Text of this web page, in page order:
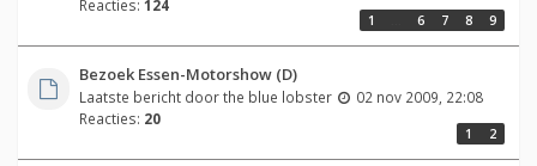
Reacties: 124
1 6 7 8 9
Bezoek Essen-Motorshow (D)
Laatste bericht doorthe blue lobster
02 nov 2009, 22:08
Reacties: 20
1 2